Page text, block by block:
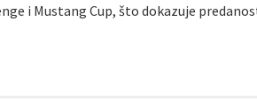
i Mustang Cup, što dokazuje